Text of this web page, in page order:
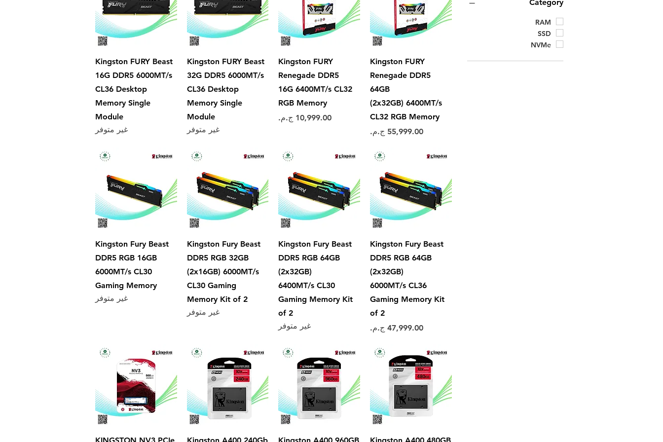
Category
RAM
SSD
NVMe
العرض السريع
Kingston FURY
Renegade DDR5
64GB
(2x32GB) 6400MT/s
CL32 RGB Memory
السعر
العرض السريع
Kingston FURY
Renegade DDR5
16G 6400MT/s CL32
RGB Memory
السعر
العرض السريع
Kingston FURY Beast
32G DDR5 6000MT/s
CL36 Desktop
Memory Single
Module
غير متوفر
العرض السريع
Kingston FURY Beast
16G DDR5 6000MT/s
CL36 Desktop
Memory Single
Module
غير متوفر
العرض السريع
Kingston Fury Beast
DDR5 RGB 64GB
(2x32GB)
6000MT/s CL36
Gaming Memory Kit
of 2
السعر
العرض السريع
Kingston Fury Beast
DDR5 RGB 64GB
(2x32GB)
6400MT/s CL30
Gaming Memory Kit
of 2
غير متوفر
العرض السريع
Kingston Fury Beast
DDR5 RGB 32GB
(2x16GB) 6000MT/s
CL30 Gaming
Memory Kit of 2
غير متوفر
العرض السريع
Kingston Fury Beast
DDR5 RGB 16GB
6000MT/s CL30
Gaming Memory
غير متوفر
العرض السريع العرض السريع العرض السريع العرض السريع